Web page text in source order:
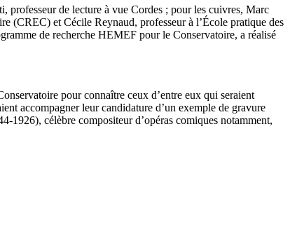
professeur de lecture à vue Cordes ; pour les cuivres, Marc
(CREC) et Cécile Reynaud, professeur à l’École pratique des
de recherche HEMEF pour le Conservatoire, a réalisé
pour connaître ceux d’entre eux qui seraient
accompagner leur candidature d’un exemple de gravure
1926), célèbre compositeur d’opéras comiques notamment,